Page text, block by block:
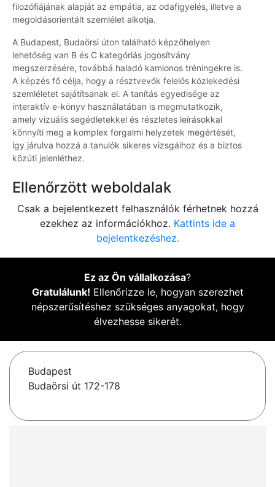
filozófiájának alapját az empátia, az odafigyelés, illetve a
megoldásorientált szemlélet alkotja.
A Budapest, Budaörsi úton található képzőhelyen
lehetőség van B és C kategóriás jogosítvány
megszerzésére, továbbá haladó kamionos tréningekre is.
A képzés fő célja, hogy a résztvevők felelős közlekedési
szemléletet sajátítsanak el. A tanítás egyedisége az
interaktív e-könyv használatában is megmutatkozik,
amely vizuális segédletekkel és részletes leírásokkal
könnyíti meg a komplex forgalmi helyzetek megértését,
így járulva hozzá a tanulók sikeres vizsgáihoz és a biztos
közúti jelenléthez.
Ellenőrzött weboldalak
Csak a bejelentkezett felhasználók férhetnek hozzá
ezekhez az információkhoz. Kattints ide a
bejelentkezéshez.
Ez az Ön vállalkozása?
Gratulálunk! Ellenőrizze le, hogyan szerezhet
népszerűsítéshez szükséges anyagokat, hogy
élvezhesse sikerét.
Budapest
Budaörsi út 172-178